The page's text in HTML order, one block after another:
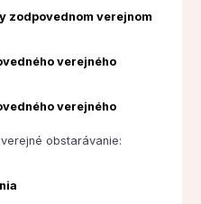
zodpovednom verejnom
verejného
verejného
obstarávanie: